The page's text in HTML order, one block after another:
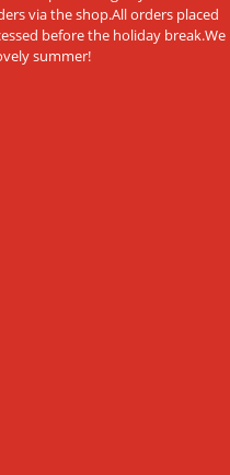
via the shop.All orders placed
before the holiday break.We
summer!